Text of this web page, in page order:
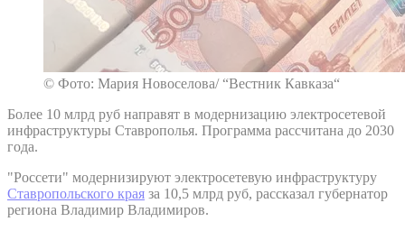
© Фото: Мария Новоселова/ “Вестник Кавказа“
Более 10 млрд руб направят в модернизацию электросетевой
инфраструктуры Ставрополья. Программа рассчитана до 2030
года.
"Россети" модернизируют электросетевую инфраструктуру
Ставропольского края за 10,5 млрд руб, рассказал губернатор
региона Владимир Владимиров.